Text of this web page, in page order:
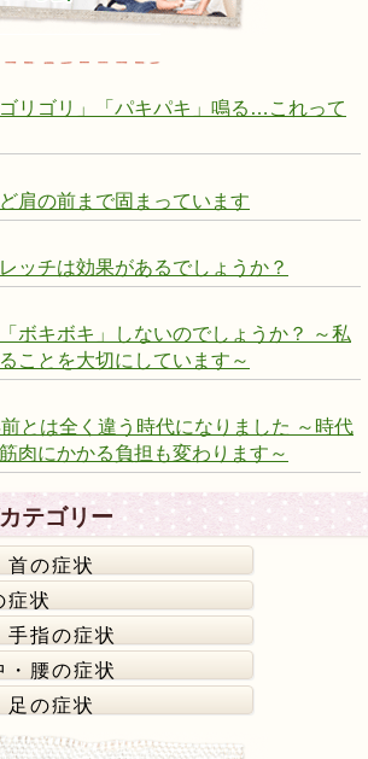
リゴリ」「パキパキ」鳴る…これって
肩の前まで固まっています
ッチは効果があるでしょうか？
ボキボキ」しないのでしょうか？ ～私
ことを大切にしています～
とは全く違う時代になりました ～時代
肉にかかる負担も変わります～
テゴリー
首の症状
症状
手指の症状
・腰の症状
足の症状